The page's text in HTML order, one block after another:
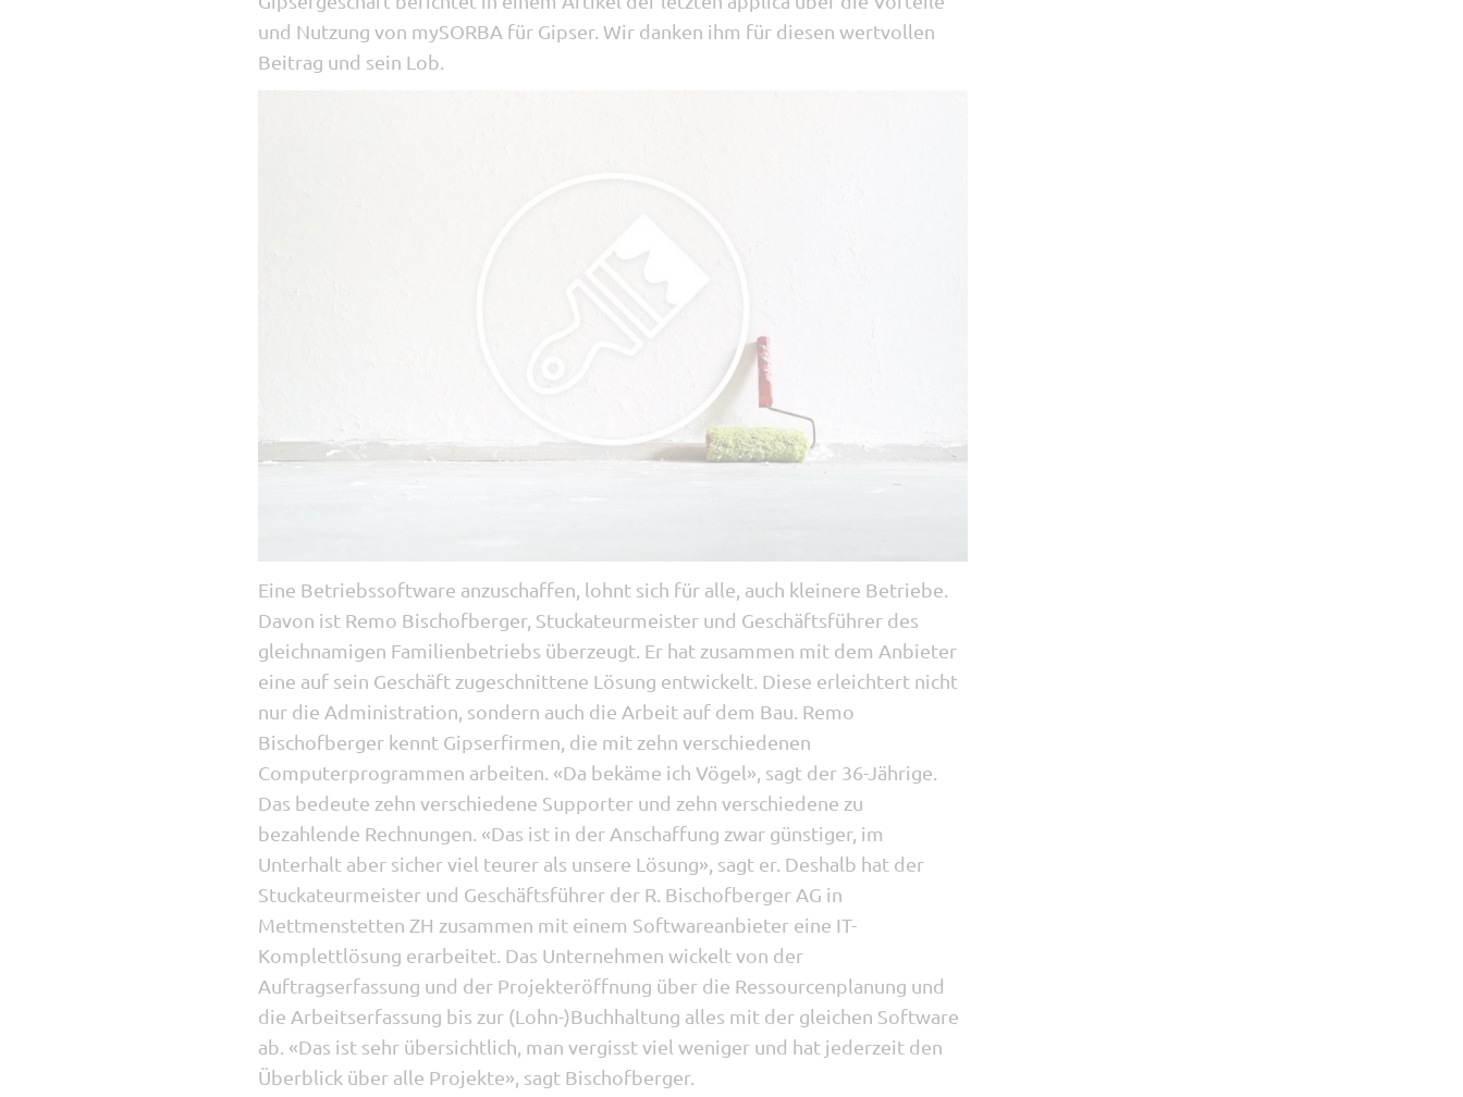
und Nutzung von mySORBA für Gipser. Wir danken ihm für diesen wertvollen
Beitrag und sein Lob.
Eine Betriebssoftware anzuschaffen, lohnt sich für alle, auch kleinere Betriebe.
Davon ist Remo Bischofberger, Stuckateurmeister und Geschäftsführer des
gleichnamigen Familienbetriebs überzeugt. Er hat zusammen mit dem Anbieter
eine auf sein Geschäft zugeschnittene Lösung entwickelt. Diese erleichtert nicht
nur die Administration, sondern auch die Arbeit auf dem Bau. Remo
Bischofberger kennt Gipserfirmen, die mit zehn verschiedenen
Computerprogrammen arbeiten. «Da bekäme ich Vögel», sagt der 36-Jährige.
Das bedeute zehn verschiedene Supporter und zehn verschiedene zu
bezahlende Rechnungen. «Das ist in der Anschaffung zwar günstiger, im
Unterhalt aber sicher viel teurer als unsere Lösung», sagt er. Deshalb hat der
Stuckateurmeister und Geschäftsführer der R. Bischofberger AG in
Mettmenstetten ZH zusammen mit einem Softwareanbieter eine IT-
Komplettlösung erarbeitet. Das Unternehmen wickelt von der
Auftragserfassung und der Projekteröffnung über die Ressourcenplanung und
die Arbeitserfassung bis zur (Lohn-)Buchhaltung alles mit der gleichen Software
ab. «Das ist sehr übersichtlich, man vergisst viel weniger und hat jederzeit den
Überblick über alle Projekte», sagt Bischofberger.